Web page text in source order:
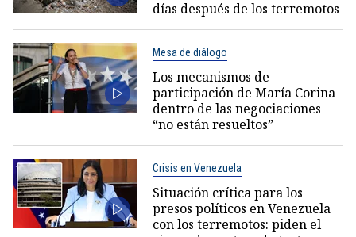
días después de los terremotos
Mesa de diálogo
Los mecanismos de
participación de María Corina
dentro de las negociaciones
“no están resueltos”
Crisis en Venezuela
Situación crítica para los
presos políticos en Venezuela
con los terremotos: piden el